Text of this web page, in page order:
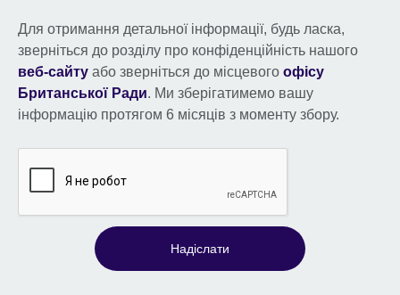
Для отримання детальної інформації, будь ласка,
зверніться до розділу про конфіденційність нашого
веб-сайту або зверніться до місцевого офісу
Британської Ради. Ми зберігатимемо вашу
інформацію протягом 6 місяців з моменту збору.
Надіслати